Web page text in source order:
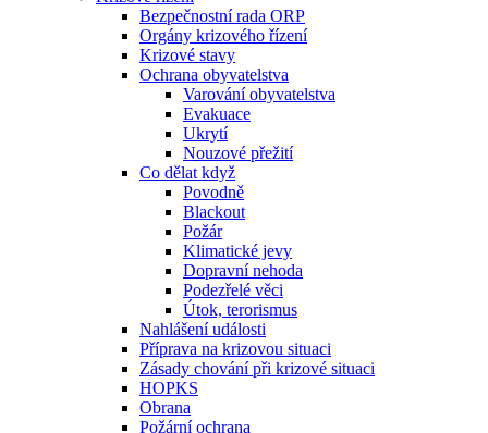
Bezpečnostní rada ORP
Orgány krizového řízení
Krizové stavy
Ochrana obyvatelstva
Varování obyvatelstva
Evakuace
Ukrytí
Nouzové přežití
Co dělat když
Povodně
Blackout
Požár
Klimatické jevy
Dopravní nehoda
Podezřelé věci
Útok, terorismus
Nahlášení události
Příprava na krizovou situaci
Zásady chování při krizové situaci
HOPKS
Obrana
Požární ochrana